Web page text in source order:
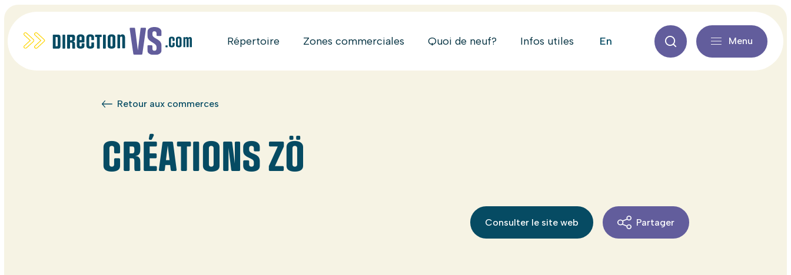
Répertoire Zones commerciales Quoi de neuf? Infos utiles en Menu
Retour aux commerces
CRÉATIONS ZÖ
Consulter le site web Partager